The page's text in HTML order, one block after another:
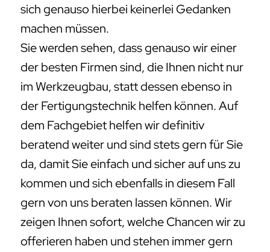
sich genauso hierbei keinerlei Gedanken
machen müssen.
Sie werden sehen, dass genauso wir einer
der besten Firmen sind, die Ihnen nicht nur
im Werkzeugbau, statt dessen ebenso in
der Fertigungstechnik helfen können. Auf
dem Fachgebiet helfen wir definitiv
beratend weiter und sind stets gern für Sie
da, damit Sie einfach und sicher auf uns zu
kommen und sich ebenfalls in diesem Fall
gern von uns beraten lassen können. Wir
zeigen Ihnen sofort, welche Chancen wir zu
offerieren haben und stehen immer gern